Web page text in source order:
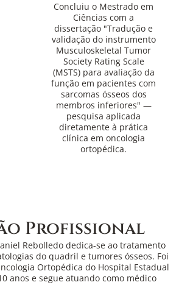
Concluiu o Mestrado em
Ciências com a
dissertação "Tradução e
validação do instrumento
Musculoskeletal Tumor
Society Rating Scale
(MSTS) para avaliação da
função em pacientes com
sarcomas ósseos dos
membros inferiores" —
pesquisa aplicada
diretamente à prática
clínica em oncologia
ortopédica.
Profissional
Rebolledo dedica-se ao tratamento
do quadril e tumores ósseos. Foi
Ortopédica do Hospital Estadual
anos e segue atuando como médico